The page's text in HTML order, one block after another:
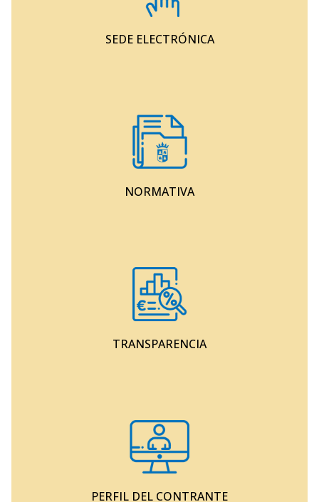
SEDE ELECTRÓNICA
NORMATIVA
TRANSPARENCIA
PERFIL DEL CONTRANTE